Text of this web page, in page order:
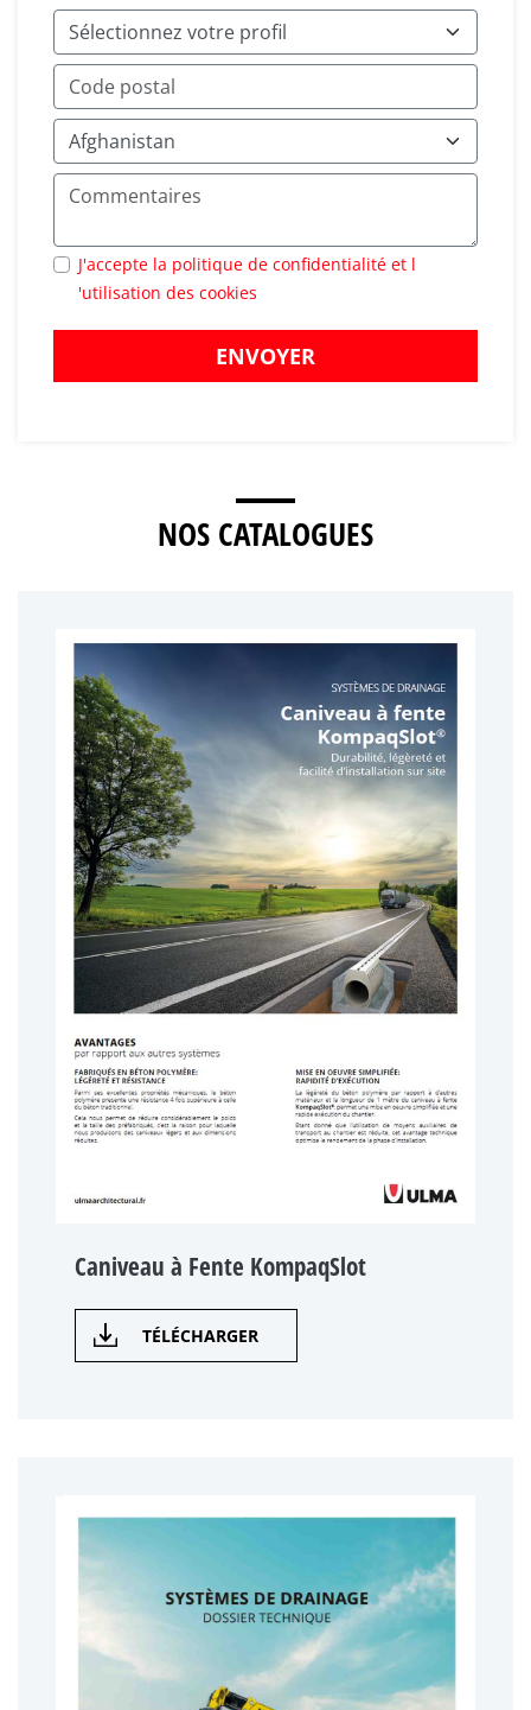
J'accepte la politique de confidentialité et l
'utilisation des cookies
ENVOYER
NOS CATALOGUES
Caniveau à Fente KompaqSlot
TÉLÉCHARGER